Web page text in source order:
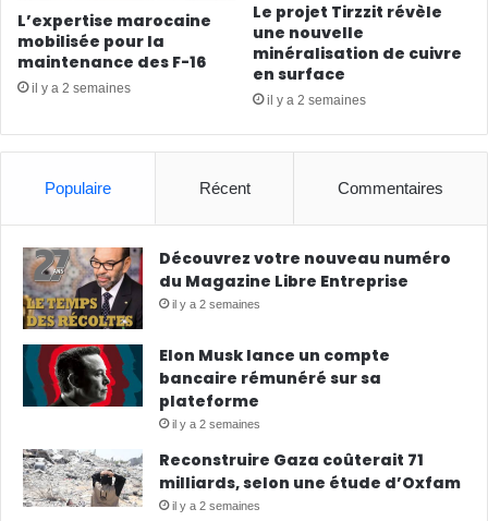
L’expertise marocaine
mobilisée pour la
maintenance des F-16
il y a 2 semaines
Le projet Tirzzit révèle
une nouvelle
minéralisation de cuivre
en surface
il y a 2 semaines
Populaire Récent Commentaires
Découvrez votre nouveau numéro
du Magazine Libre Entreprise
il y a 2 semaines
Elon Musk lance un compte
bancaire rémunéré sur sa
plateforme
il y a 2 semaines
Reconstruire Gaza coûterait 71
milliards, selon une étude d’Oxfam
il y a 2 semaines